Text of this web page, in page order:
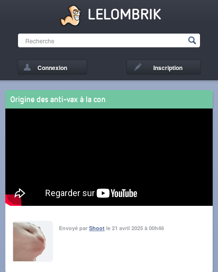
LELOMBRIK
Connexion Inscription
Origine des anti-vax à la con
Envoyé parShoot le 21 avril 2025 à 00h46